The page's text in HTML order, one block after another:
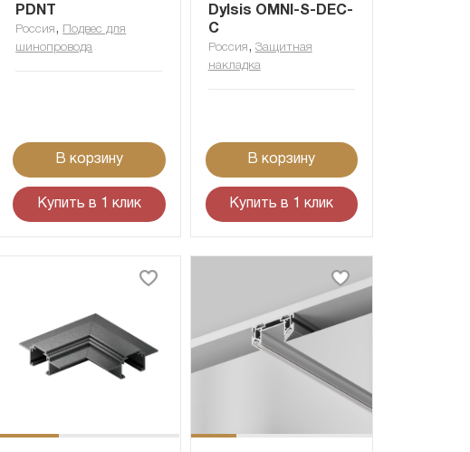
PDNT
Россия , Подвес для
шинопровода
В корзину
Купить в 1 клик
Dylsis OMNI-S-DEC-
С
Россия , Защитная
накладка
В корзину
Купить в 1 клик